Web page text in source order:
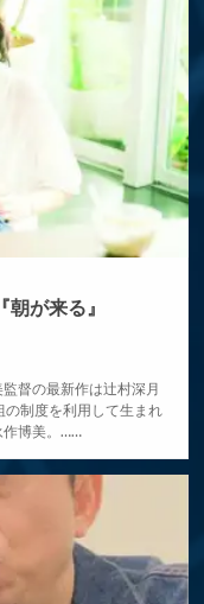
が来る』
督の最新作は辻村深月
制度を利用して生まれ
作博美。……